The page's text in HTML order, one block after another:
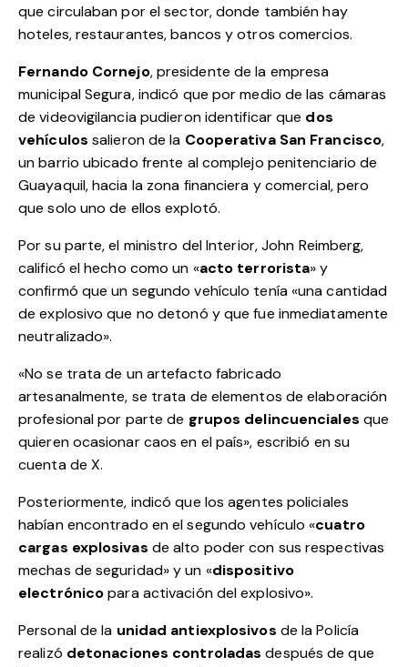
que circulaban por el sector, donde también hay
hoteles, restaurantes, bancos y otros comercios.
Fernando Cornejo, presidente de la empresa
municipal Segura, indicó que por medio de las cámaras
de videovigilancia pudieron identificar que dos
vehículos salieron de la Cooperativa San Francisco,
un barrio ubicado frente al complejo penitenciario de
Guayaquil, hacia la zona financiera y comercial, pero
que solo uno de ellos explotó.
Por su parte, el ministro del Interior, John Reimberg,
calificó el hecho como un «acto terrorista» y
confirmó que un segundo vehículo tenía «una cantidad
de explosivo que no detonó y que fue inmediatamente
neutralizado».
«No se trata de un artefacto fabricado
artesanalmente, se trata de elementos de elaboración
profesional por parte de grupos delincuenciales que
quieren ocasionar caos en el país», escribió en su
cuenta de X.
Posteriormente, indicó que los agentes policiales
habían encontrado en el segundo vehículo «cuatro
cargas explosivas de alto poder con sus respectivas
mechas de seguridad» y un «dispositivo
electrónicopara activación del explosivo».
Personal de la unidad antiexplosivos de la Policía
realizó detonaciones controladas después de que